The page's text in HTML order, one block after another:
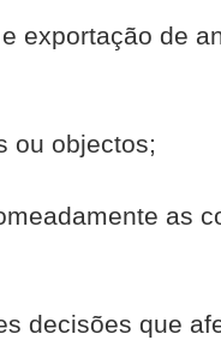
exportação de
ou objectos;
as
decisões que